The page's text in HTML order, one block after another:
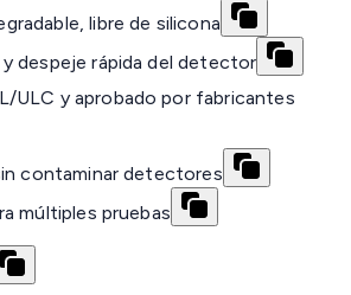
libre de silicona
despeje rápida del detector
ULC y aprobado por fabricantes
contaminar detectores
múltiples pruebas